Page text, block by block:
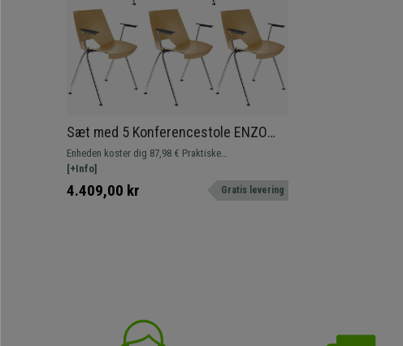
Sæt med 5 Konferencestole ENZO
MED ARMLÆN, Komfortable og
Praktiske, Stabelbare, Beige Farve
Enheden koster dig 87,98 € Praktiske
konferencestole ENZO MED ARME, spektakulært
design, der giver et moderne præg til venteværelser
eller konferencelokaler. Fås i forskellige farver.
[+Info]
4.409,00 kr Gratis levering